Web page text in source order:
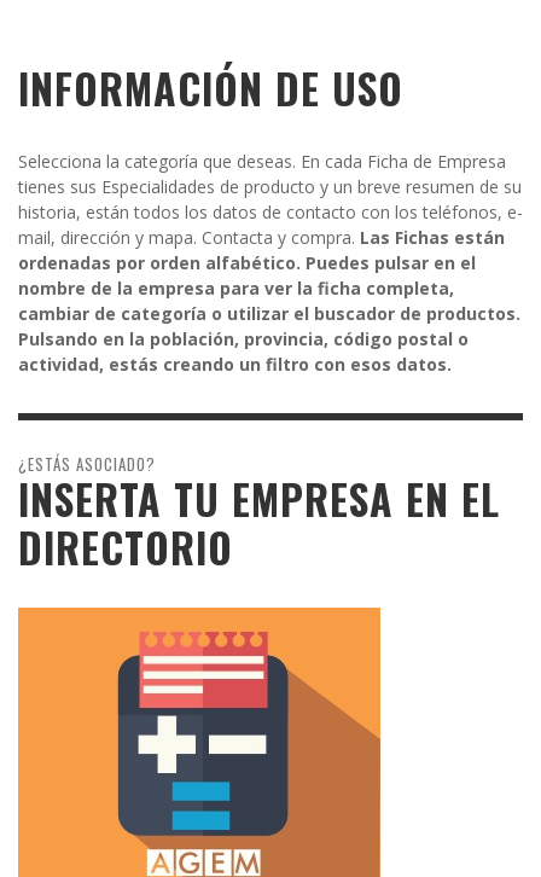
INFORMACIÓN DE USO
Selecciona la categoría que deseas. En cada Ficha de Empresa
tienes sus Especialidades de producto y un breve resumen de su
historia, están todos los datos de contacto con los teléfonos, e-
mail, dirección y mapa. Contacta y compra. Las Fichas están
ordenadas por orden alfabético. Puedes pulsar en el
nombre de la empresa para ver la ficha completa,
cambiar de categoría o utilizar el buscador de productos.
Pulsando en la población, provincia, código postal o
actividad, estás creando un filtro con esos datos.
¿ESTÁS ASOCIADO?
INSERTA TU EMPRESA EN EL
DIRECTORIO